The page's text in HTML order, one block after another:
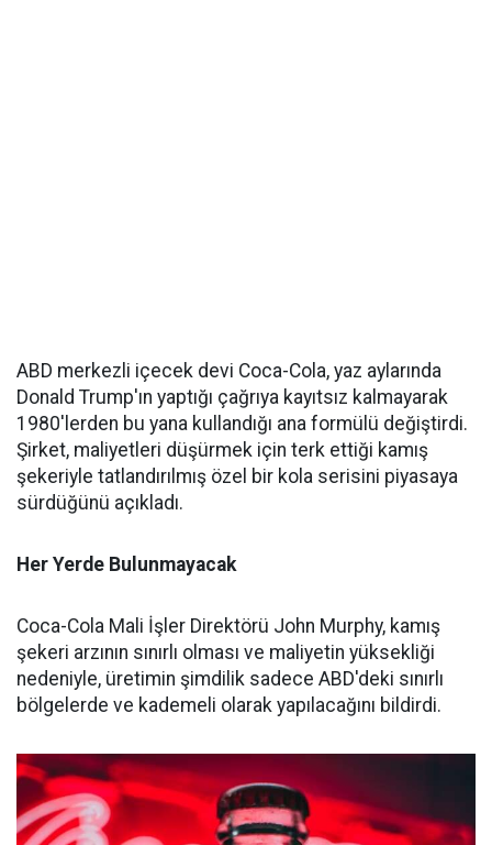
ABD merkezli içecek devi Coca-Cola, yaz aylarında
Donald Trump'ın yaptığı çağrıya kayıtsız kalmayarak
1980'lerden bu yana kullandığı ana formülü değiştirdi.
Şirket, maliyetleri düşürmek için terk ettiği kamış
şekeriyle tatlandırılmış özel bir kola serisini piyasaya
sürdüğünü açıkladı.
Her Yerde Bulunmayacak
Coca-Cola Mali İşler Direktörü John Murphy, kamış
şekeri arzının sınırlı olması ve maliyetin yüksekliği
nedeniyle, üretimin şimdilik sadece ABD'deki sınırlı
bölgelerde ve kademeli olarak yapılacağını bildirdi.